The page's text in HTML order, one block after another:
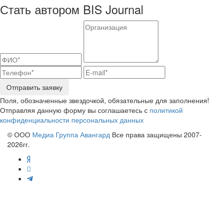
Стать автором BIS Journal
Отправить заявку
Поля, обозначенные звездочкой, обязательные для заполнения!
Отправляя данную форму вы соглашаетесь с политикой
конфиденциальности персональных данных
© ООО Медиа Группа Авангард Все права защищены 2007-
2026гг.